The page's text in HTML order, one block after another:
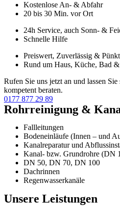
Kostenlose An- & Abfahr
20 bis 30 Min. vor Ort
24h Service, auch Sonn- &
Schnelle Hilfe
Preiswert, Zuverlässig &
Rund um Haus, Küche, Bad
Rufen Sie uns jetzt an und lassen
kompetent beraten.
0177 877 29 89
Rohrreinigung &
Fallleitungen
Bodeneinläufe (Innen – und
Kanalreparatur und
Kanal- bzw. Grundrohre (DN
DN 50, DN 70, DN 100
Dachrinnen
Regenwasserkanäle
Unsere Leistungen